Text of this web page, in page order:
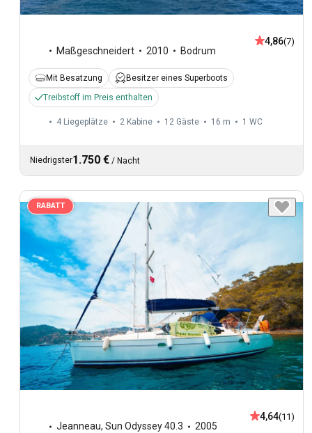
Maßgeschneidert 2010 Bodrum
4,86(7)
Mit Besatzung
Besitzer eines Superboots
Treibstoff im Preis enthalten
4 Liegeplätze 2 Kabine 12 Gäste 16 m 1 WC
Niedrigster1.750 € / Nacht
RABATT
Jeanneau, Sun Odyssey 40.3
2005
4,64(11)